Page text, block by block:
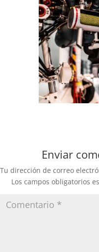
Enviar
Tu dirección de correo
Los campos obligatorios